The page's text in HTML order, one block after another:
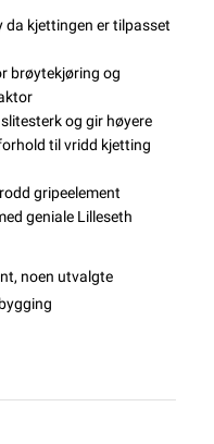
da kjettingen er tilpasset
brøytekjøring og
og gir høyere
til vridd kjetting
gripeelement
geniale Lilleseth
noen utvalgte